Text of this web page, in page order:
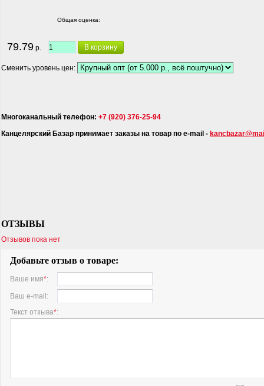
Общая оценка:
79.79 р. В корзину
Сменить уровень цен:
Многоканальный телефон: +7 (920) 376-25-94
Канцелярский Базар принимает заказы на товар по e-mail -
ОТЗЫВЫ
Отзывов пока нет
Добавьте отзыв о товаре:
Ваше имя*:
Ваш e-mail:
Текст отзыва*: